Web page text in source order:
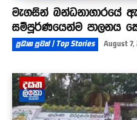
මැගසින් බන්ධනාගාරයේ
සම්පූර්ණයෙන්ම පාලනය
ප්‍රධාන පුවත් | Top Stories August